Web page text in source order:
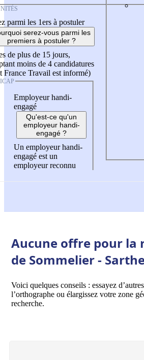
parmi les 1ers à postuler
serez-vous parmi les
premiers à postuler ?
de plus de 15 jours,
moins de 4 candidatures
France Travail est informé)
Employeur handi-
engagé
Qu'est-ce qu'un
employeur handi-
engagé ?
Un employeur handi-
engagé est un
employeur reconnu
Aucune offre pour la
de Sommelier -
Voici quelques conseils : essayez
l’orthographe ou élargissez votre zone
recherche.